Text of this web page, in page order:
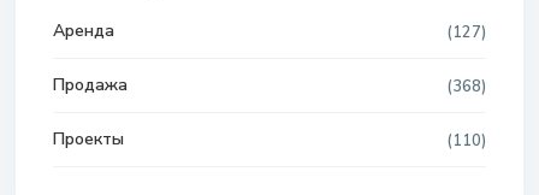
Aренда (127)
Продажа (368)
Проекты (110)